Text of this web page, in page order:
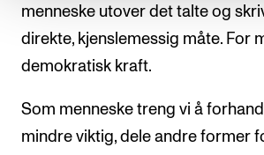
menneske utover det talte og
direkte, kjenslemessig måte. For
demokratisk kraft.
Som menneske treng vi å
mindre viktig, dele andre former